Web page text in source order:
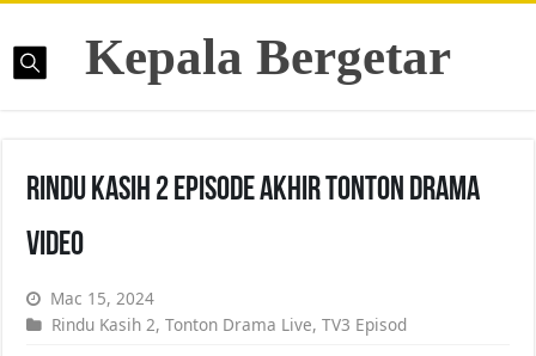
Kepala Bergetar
Rindu Kasih 2 Episode Akhir Tonton Drama
Video
Mac 15, 2024
Rindu Kasih 2,Tonton Drama Live,TV3 Episod